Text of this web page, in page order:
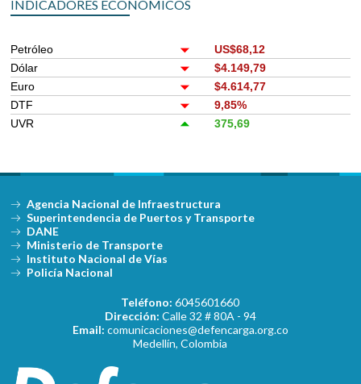
INDICADORES ECONÓMICOS
Petróleo
US$68,12
Dólar
$4.149,79
Euro
$4.614,77
DTF
9,85%
UVR
375,69
Agencia Nacional de Infraestructura
Superintendencia de Puertos y Transporte
DANE
Ministerio de Transporte
Instituto Nacional de Vías
Policía Nacional
Teléfono: 6045601660
Dirección: Calle 32 # 80A - 94
Email: comunicaciones@defencarga.org.co
Medellín, Colombia